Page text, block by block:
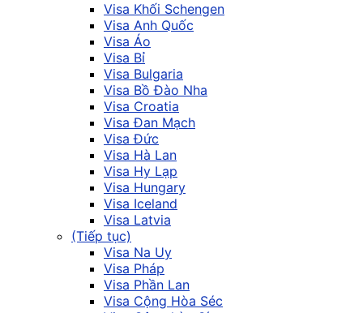
Visa Khối Schengen
Visa Anh Quốc
Visa Áo
Visa Bỉ
Visa Bulgaria
Visa Bồ Đào Nha
Visa Croatia
Visa Đan Mạch
Visa Đức
Visa Hà Lan
Visa Hy Lạp
Visa Hungary
Visa Iceland
Visa Latvia
(Tiếp tục)
Visa Na Uy
Visa Pháp
Visa Phần Lan
Visa Cộng Hòa Séc